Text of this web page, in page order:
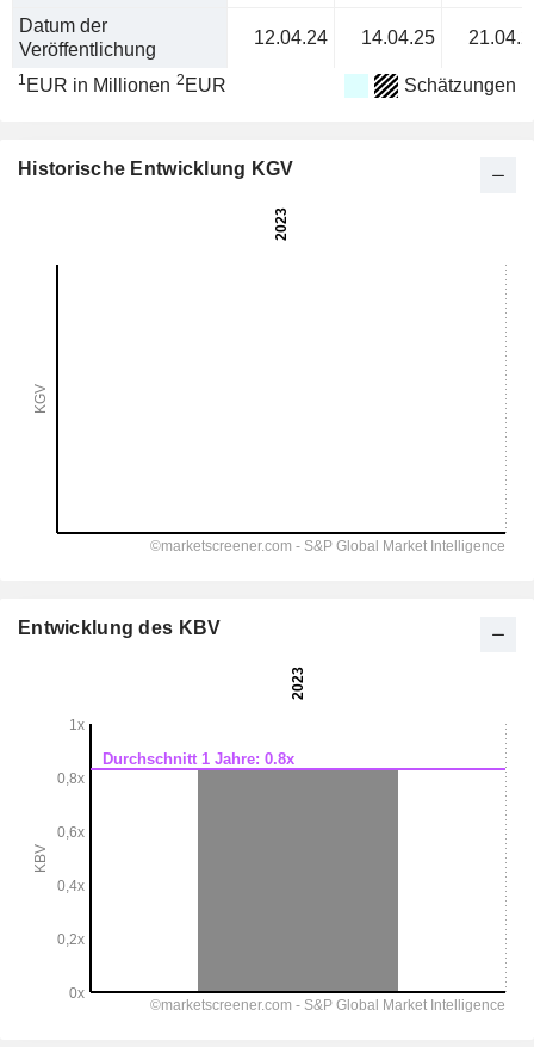
Datum der
Veröffentlichung
12.04.24 14.04.25
1 EUR in Millionen 2 EUR Schätzungen
Historische Entwicklung KGV
Entwicklung des KBV